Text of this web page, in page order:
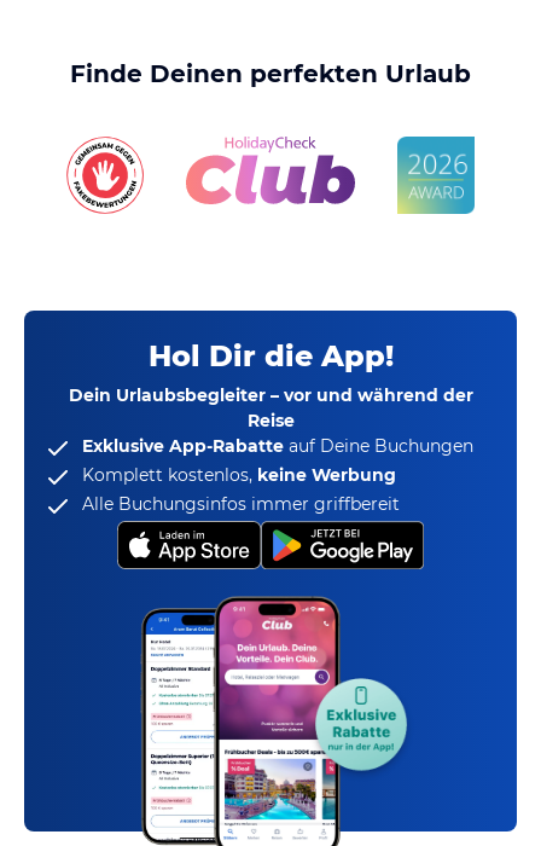
Finde Deinen perfekten Urlaub
Hol Dir die App!
Dein Urlaubsbegleiter – vor und während der
Reise
Exklusive App-Rabatte auf Deine Buchungen
Komplett kostenlos, keine Werbung
Alle Buchungsinfos immer griffbereit